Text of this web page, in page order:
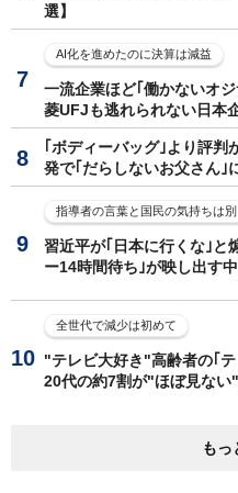
選】
AI化を進めたのに決算は減益
一流企業ほど｢働かないオ
菱UFJも逃れられない日本
｢ボディーバッグ｣より評
発で｢だらしないお父さん｣
指導者の言葉と国民の気持ちは別
習近平が｢日本に行くな｣と
ー14時間待ち｣が映し出す
全世代で減少は初めて
"テレビ大好き"高齢者の｢
20代の約7割が"ほぼ見ない
もっ